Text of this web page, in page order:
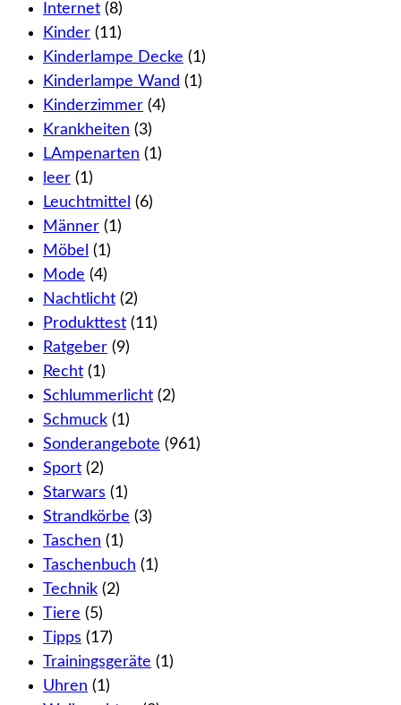
Internet (8)
Kinder (11)
Kinderlampe Decke (1)
Kinderlampe Wand (1)
Kinderzimmer (4)
Krankheiten (3)
LAmpenarten (1)
leer (1)
Leuchtmittel (6)
Männer (1)
Möbel (1)
Mode (4)
Nachtlicht (2)
Produkttest (11)
Ratgeber (9)
Recht (1)
Schlummerlicht (2)
Schmuck (1)
Sonderangebote (961)
Sport (2)
Starwars (1)
Strandkörbe (3)
Taschen (1)
Taschenbuch (1)
Technik (2)
Tiere (5)
Tipps (17)
Trainingsgeräte (1)
Uhren (1)